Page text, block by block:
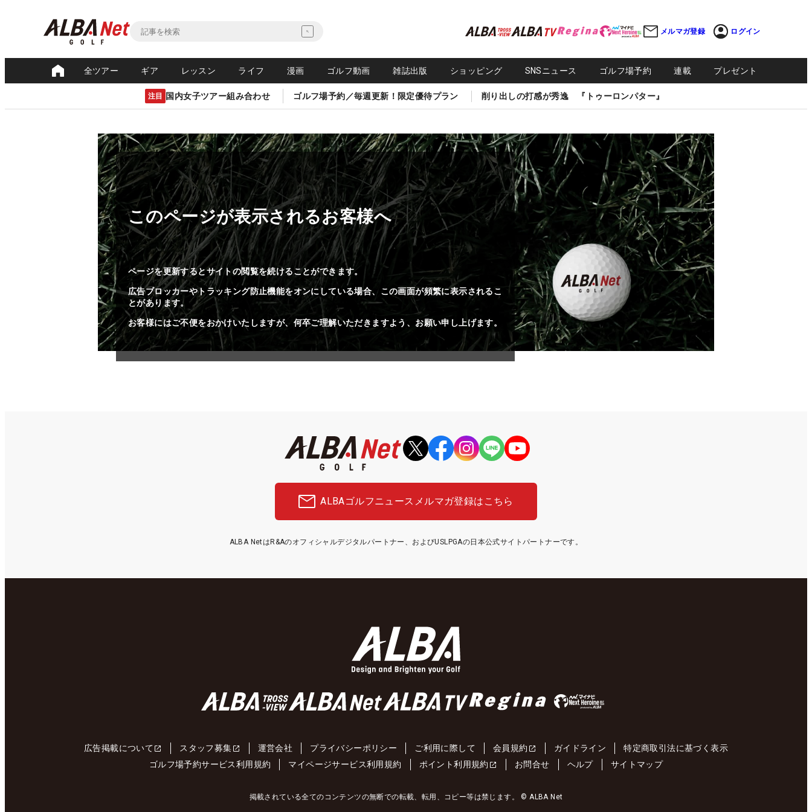
メルマガ登録 ログイン
全ツアー ギア レッスン ライフ 漫画 ゴルフ動画 雑誌出版 ショッピング SNSニュース ゴルフ場予約 連載 プレゼント
注目 国内女子ツアー組み合わせ ゴルフ場予約／毎週更新！限定優待プラン 削り出しの打感が秀逸 『トゥーロンパター』
このページが表示されるお客様へ
ページを更新するとサイトの閲覧を続けることができます。
広告ブロッカーやトラッキング防止機能をオンにしている場合、この画面が頻繁に表示されるこ
とがあります。
お客様にはご不便をおかけいたしますが、何卒ご理解いただきますよう、お願い申し上げます。
ALBAゴルフニュース メルマガ登録はこちら
ALBA NetはR&Aのオフィシャルデジタルパートナー、およびUSLPGAの日本公式サイトパートナーです。
広告掲載について スタッフ募集 運営会社 プライバシーポリシー ご利用に際して 会員規約 ガイドライン
特定商取引法に基づく表示
ゴルフ場予約サービス利用規約
マイページサービス利用規約 ポイント利用規約 お問合せ ヘルプ サイトマップ
掲載されている全てのコンテンツの無断での転載、転用、コピー等は禁じます。 © ALBA Net